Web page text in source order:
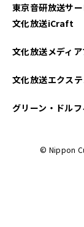
東京音研放送サ
文化放送iCraft
文化放送メディ
文化放送エクス
グリーン・ドル
© Nippon